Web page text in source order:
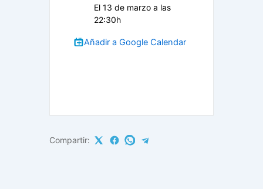
El 13 de marzo a las
22:30h
Añadir a Google Calendar
Compartir: